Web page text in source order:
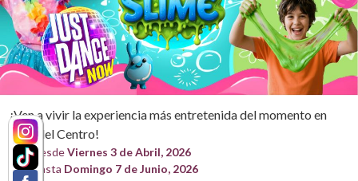
¡Ven a vivir la experiencia más entretenida del momento en
Mall del Centro!
DesdeViernes 3 de Abril, 2026
Hasta Domingo 7 de Junio, 2026